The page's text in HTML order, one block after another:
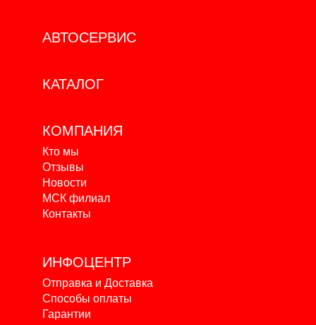
АВТОСЕРВИС
КАТАЛОГ
КОМПАНИЯ
Кто мы
Отзывы
Новости
МСК филиал
Контакты
ИНФОЦЕНТР
Отправка и Доставка
Способы оплаты
Гарантии